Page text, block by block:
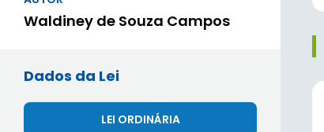
Waldiney de Souza Campos
Dados da Lei
LEI ORDINÁRIA